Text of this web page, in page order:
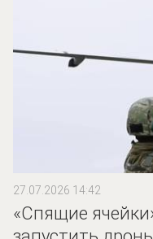
27.07.2026 14:42
«Спящие